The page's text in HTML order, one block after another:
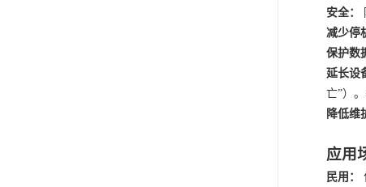
安全：
减少停
保护数
延长设
亡”）
降低维
应用
民用：